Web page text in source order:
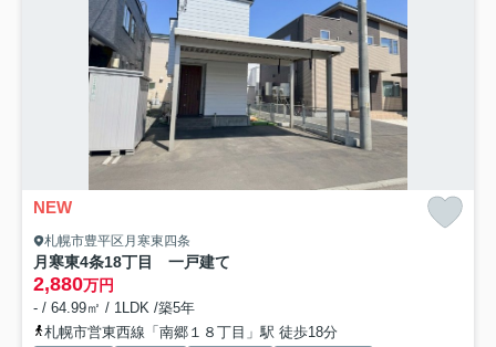
NEW
札幌市豊平区月寒東四条
月寒東4条18丁目 一戸建て
2,880万円
- / 64.99㎡ / 1LDK /築5年
札幌市営東西線「南郷１８丁目」駅 徒歩18分